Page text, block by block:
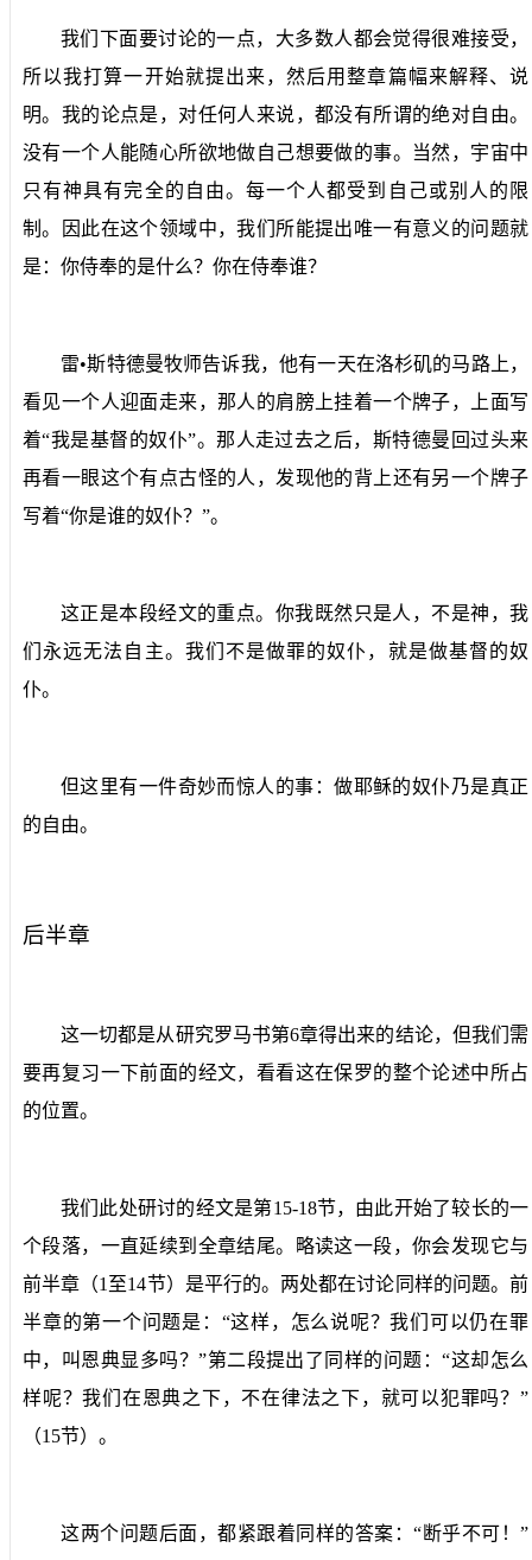
我们下面要讨论的一点，大多数人都会觉得很难接受，
所以我打算一开始就提出来，然后用整章篇幅来解释、说
明。我的论点是，对任何人来说，都没有所谓的绝对自由。
没有一个人能随心所欲地做自己想要做的事。当然，宇宙中
只有神具有完全的自由。每一个人都受到自己或别人的限
制。因此在这个领域中，我们所能提出唯一有意义的问题就
是：你侍奉的是什么？你在侍奉谁？
雷•斯特德曼牧师告诉我，他有一天在洛杉矶的马路上，
看见一个人迎面走来，那人的肩膀上挂着一个牌子，上面写
着“我是基督的奴仆”。那人走过去之后，斯特德曼回过头来
再看一眼这个有点古怪的人，发现他的背上还有另一个牌子
写着“你是谁的奴仆？”。
这正是本段经文的重点。你我既然只是人，不是神，我
们永远无法自主。我们不是做罪的奴仆，就是做基督的奴
仆。
但这里有一件奇妙而惊人的事：做耶稣的奴仆乃是真正
的自由。
后半章
这一切都是从研究罗马书第6章得出来的结论，但我们需
要再复习一下前面的经文，看看这在保罗的整个论述中所占
的位置。
我们此处研讨的经文是第15-18节，由此开始了较长的一
个段落，一直延续到全章结尾。略读这一段，你会发现它与
前半章（1 至14节）是平行的。两处都在讨论同样的问题。前
半章的第一个问题是：“这样，怎么说呢？我们可以仍在罪
中，叫恩典显多吗？”第二段提出了同样的问题：“这却怎么
样呢？我们在恩典之下，不在律法之下，就可以犯罪吗？”
（15节）。
这两个问题后面，都紧跟着同样的答案：“断乎不可！”